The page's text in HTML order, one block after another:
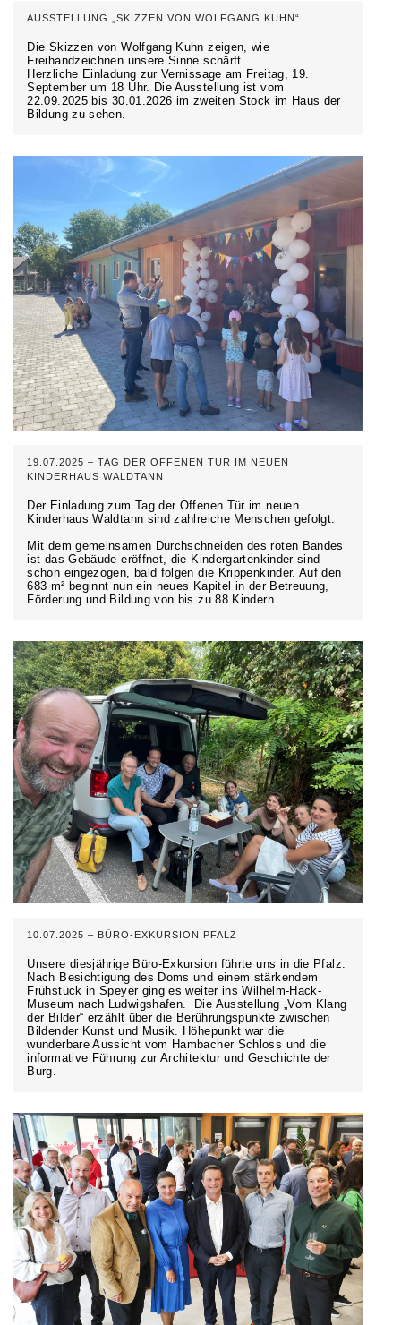
AUSSTELLUNG „SKIZZEN VON WOLFGANG KUHN“
Die Skizzen von Wolfgang Kuhn zeigen, wie
Freihandzeichnen unsere Sinne schärft.
Herzliche Einladung zur Vernissage am Freitag, 19.
September um 18 Uhr. Die Ausstellung ist vom
22.09.2025 bis 30.01.2026 im zweiten Stock im Haus der
Bildung zu sehen.
19.07.2025 – TAG DER OFFENEN TÜR IM NEUEN
KINDERHAUS WALDTANN
Der Einladung zum Tag der Offenen Tür im neuen
Kinderhaus Waldtann sind zahlreiche Menschen gefolgt.
Mit dem gemeinsamen Durchschneiden des roten Bandes
ist das Gebäude eröffnet, die Kindergartenkinder sind
schon eingezogen, bald folgen die Krippenkinder. Auf den
683 m² beginnt nun ein neues Kapitel in der Betreuung,
Förderung und Bildung von bis zu 88 Kindern.
10.07.2025 – BÜRO-EXKURSION PFALZ
Unsere diesjährige Büro-Exkursion führte uns in die Pfalz.
Nach Besichtigung des Doms und einem stärkendem
Frühstück in Speyer ging es weiter ins Wilhelm-Hack-
Museum nach Ludwigshafen. Die Ausstellung „Vom Klang
der Bilder“ erzählt über die Berührungspunkte zwischen
Bildender Kunst und Musik. Höhepunkt war die
wunderbare Aussicht vom Hambacher Schloss und die
informative Führung zur Architektur und Geschichte der
Burg.